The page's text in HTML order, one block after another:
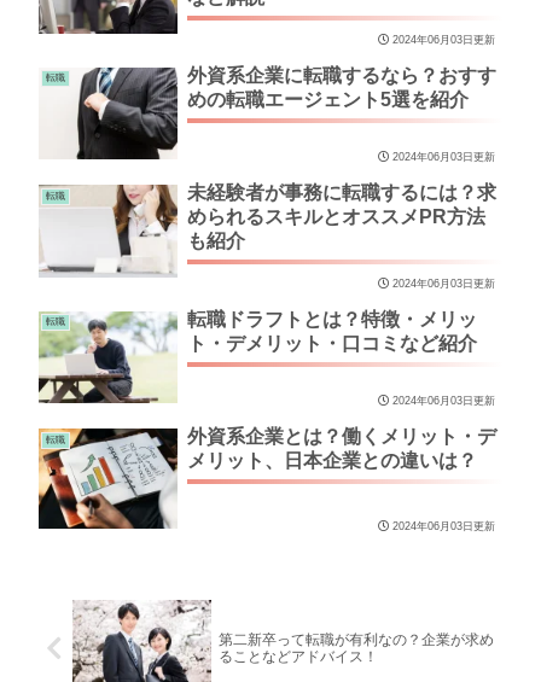
2024年06月03日更新
転職
外資系企業に転職するなら？おすす
めの転職エージェント5選を紹介
2024年06月03日更新
転職
未経験者が事務に転職するには？求
められるスキルとオススメPR方法
も紹介
2024年06月03日更新
転職
転職ドラフトとは？特徴・メリッ
ト・デメリット・口コミなど紹介
2024年06月03日更新
転職
外資系企業とは？働くメリット・デ
メリット、日本企業との違いは？
2024年06月03日更新
第二新卒って転職が有利なの？企業が求め
ることなどアドバイス！